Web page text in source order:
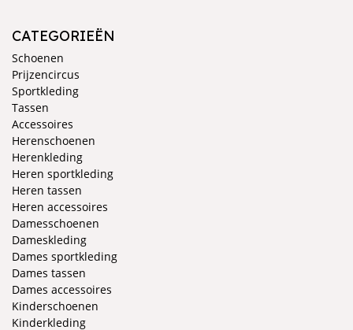
CATEGORIEËN
Schoenen
Prijzencircus
Sportkleding
Tassen
Accessoires
Herenschoenen
Herenkleding
Heren sportkleding
Heren tassen
Heren accessoires
Damesschoenen
Dameskleding
Dames sportkleding
Dames tassen
Dames accessoires
Kinderschoenen
Kinderkleding